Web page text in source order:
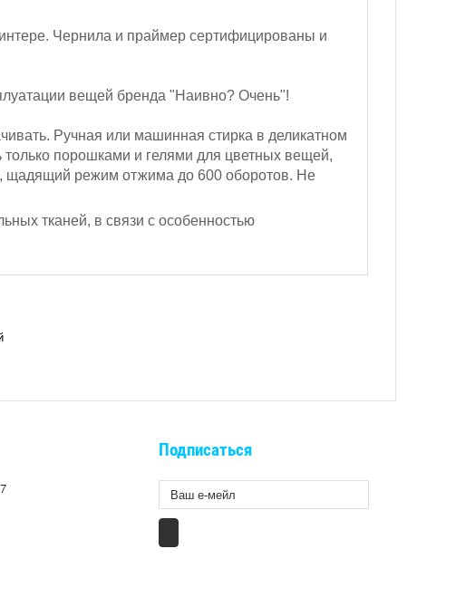
Чернила и праймер сертифицированы и
вещей бренда "Наивно? Очень"!
Ручная или машинная стирка в деликатном
только порошками и гелями для цветных вещей,
щадящий режим отжима до 600 оборотов. Не
тканей, в связи с особенностью
Подписаться